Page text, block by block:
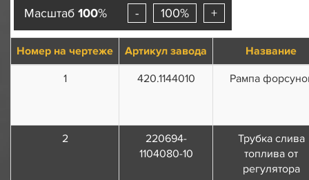
Масштаб 100% - 100% +
Номер на чертеже Артикул завода
Название
1
420.1144010 Рампа
2
220694-
1104080-10
Трубка слива
топлива от
регулятора